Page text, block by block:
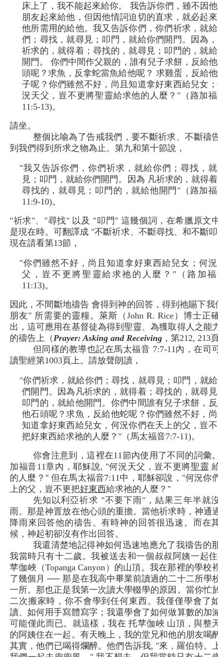
床上了，我不能起來給你。 我告訴你們，雖不因
朋友起來給他，但因他情詞迫切的直求，就必起
他所需用的給他。我又告訴你們，你們祈求，就
們；尋找，就尋見；叩門，就給你們開門。因為
祈求的，就得着；尋找的，就尋見；叩門的，就
開門。 你們中間作父親的，誰有兒子求餅，反給
頭呢？求魚，反拿蛇當魚給他呢？ 求雞蛋，反給
子呢？你們雖然不好，尚且知道拿好東西給兒女
況天父，豈不更將聖靈給求他的人麼？"（路加
11:5-13)。
請坐。
整個比喻為了告戒我們，要不斷祈求、不斷禱
到我們得到所求之物為止。第九和第十節說，
"我又告訴你們，你們祈求，就給你們；尋找，
見；叩門，就給你們開門。因為 凡祈求的，就得
尋找的，就尋見；叩門的，就給他開門"（路加
11:9-10)。
"祈求"、"尋找" 以及 "叩門" 這幾個詞，在希臘原文
是現在時。可翻譯成 "不斷祈求、不斷尋找、和不斷
現在請看第13節，
"你們雖然不好，尚且知道拿好東西給兒女；何
父，豈不更將聖靈給求祂的人麼？"（路加福
11:13)。
因此，不間斷地禱告 會得到神的回答，得到祂賜下我
朋友" 所需要的靈糧。萊斯（John R. Rice）博士正
出，這可應用在基督徒為得到聖靈、為獲取得人之能
的禱告上（Prayer: Asking and Receiving ， 第212, 213
但同樣的教導也記在馬太福音 7:7-11內，在司
讀聖經第1003頁上。請放聲朗讀，
"你們祈求，就給你們；尋找，就尋見；叩門，就
們開門。因為凡祈求的，就得着；尋找的，就尋
叩門的，就給他開門。你們中間誰有兒子求餅，
他石頭呢？求魚，反給他蛇呢？你們雖然不好，
知道拿好東西給兒女，何況你們在天上的父，豈
把好東西給求祂的人麼？"（馬太福音7:7-11)。
你會注意到，這裡在11節內使用了不同的詞彙
加福音11章內，耶穌說, "何況天父，豈不更將聖靈
的人麼？" 但在馬太福音7:11中，耶穌卻說，"何況你
上的父，豈不更把好東西給求祂的人麼？"
先知以利亞祈求 "不要下雨"，結果三年半就
雨。那是神置放在他心頭的重擔。當他祈求時，神通
降雨來回答他的禱告。有時神的回答很迅速。而在
候，神起初卻沒有作出回答。
我還清楚地記得神如何迅速地應允了我禱告的
我當時只有十二歲。我被送去和一個叔叔阿姨一起
苹伽峽（Topanga Canyon）的山頂。我在那裡的學校
了幾個月 ── 那是在我高中畢業前讀過的二十二所學
一所。那也正是我第一次讀大學輟學的原因。當你忙
二次搬家時，你不會學到任何東西。我僅僅學會了
讀、如何用手寫體寫字；我還學會了如何做算數的加
可能僅此而已。就這樣，我在 托苹伽峽 山頂，與整
的阿姨住在一起。有天晚上，我的堂兄和他的朋友喝
其實，他們已喝得爛醉。他們告訴我, "來，羅伯特。